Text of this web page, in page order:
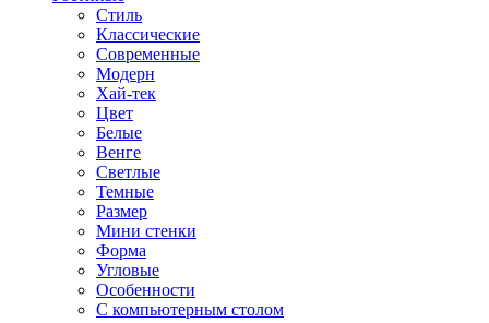
Стиль
Классические
Современные
Модерн
Хай-тек
Цвет
Белые
Венге
Светлые
Темные
Размер
Мини стенки
Форма
Угловые
Особенности
С компьютерным столом